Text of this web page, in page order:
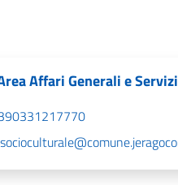
Affari Generali e